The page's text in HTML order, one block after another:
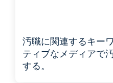
汚職に関連するキー
ティブなメディアで
する。